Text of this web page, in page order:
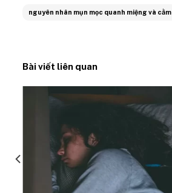
nguyên nhân mụn mọc quanh miệng và cằm
Bài viết liên quan